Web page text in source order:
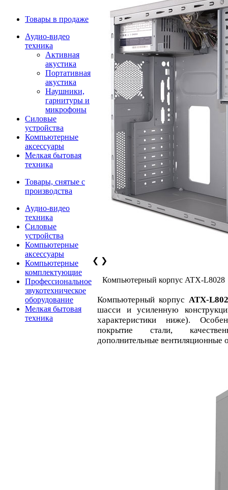
Товары в продаже
Аудио-видео
техника
Активная
акустика
Портативная
акустика
Наушники,
гарнитуры и
микрофоны
Силовые
устройства
Компьютерные
аксессуары
Мелкая бытовая
техника
Товары, снятые с
производства
Аудио-видео
техника
Силовые
устройства
Компьютерные
аксессуары
Компьютерные
комплектующие
Профессиональное
звукотехническое
оборудование
Мелкая бытовая
техника
❮ ❯
Компьютерный корпус ATX-L8028
Компьютерный корпус ATX-
шасси и усиленную
характеристики ниже).
покрытие стали,
дополнительные вентиляционные